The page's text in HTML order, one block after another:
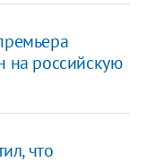
на российскую
что